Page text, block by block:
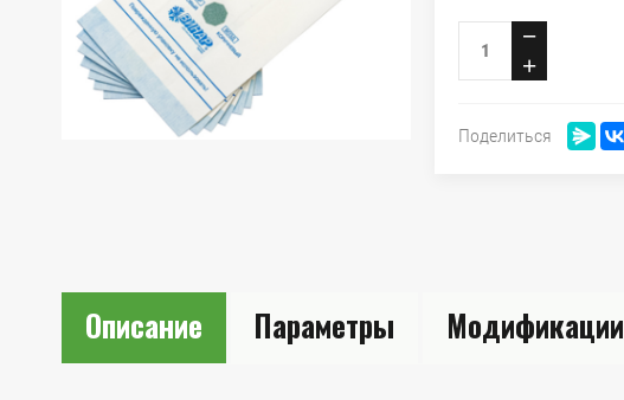
−
+
Поделиться
Описание Параметры Модификации